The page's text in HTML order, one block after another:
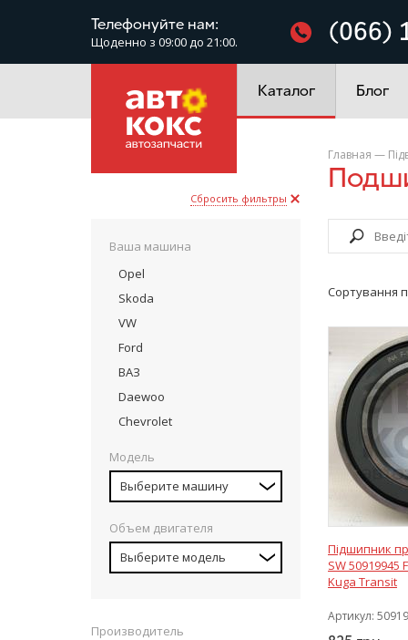
Телефонуйте нам:
Щоденно з 09:00 до 21:00. (066)
Каталог
Електроустаткування
Блог
Сбросить фильтры
Ваша машина
Opel
Skoda
VW
Ford
ВАЗ
Daewoo
Chevrolet
Модель
Выберите машину
Объем двигателя
Выберите модель
Производитель
Главная —
Сортування
Підшипник
SW 50919945
Kuga Transit
Артикул: